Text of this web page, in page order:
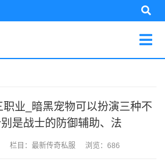
业_暗黑宠物可以扮演三种不
是战士的防御辅助、法
栏目： 最新传奇私服 浏览：686